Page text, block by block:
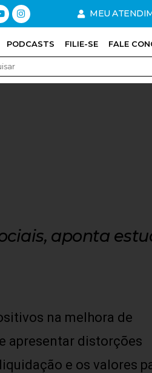
MEU
PODCASTS FILIE-SE FALE
aponta
na melhora de
apresentar distorções
e os valores